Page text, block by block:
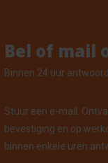
Bel of mail
Binnen 24 uur
Stuur een e-mail.
bevestiging en op
binnen enkele uren